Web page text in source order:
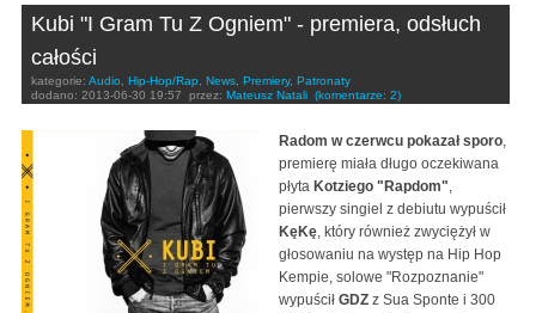
Kubi "I Gram Tu Z Ogniem" - premiera, odsłuch
całości
kategorie: Audio, Hip-Hop/Rap, News, Premiery, Patronaty
dodano: 2013-06-30 19:57 przez: Mateusz Natali (komentarze: 2)
Radom w czerwcu pokazał sporo,
premierę miała długo oczekiwana
płyta Kotziego "Rapdom",
pierwszy singiel z debiutu wypuścił
KęKę, który również zwyciężył w
głosowaniu na występ na Hip Hop
Kempie, solowe "Rozpoznanie"
wypuścił GDZ z Sua Sponte i 300